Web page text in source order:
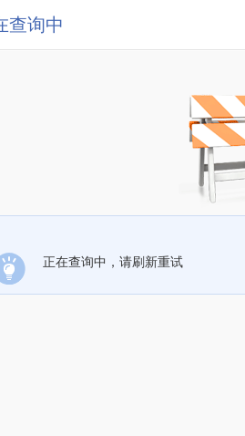
查询中
正在查询中，请刷新重试